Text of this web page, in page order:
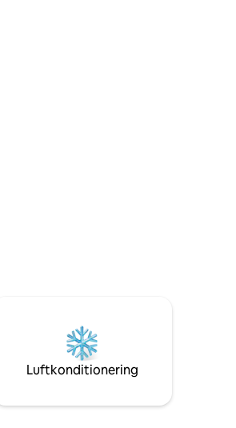
Luftkonditionering